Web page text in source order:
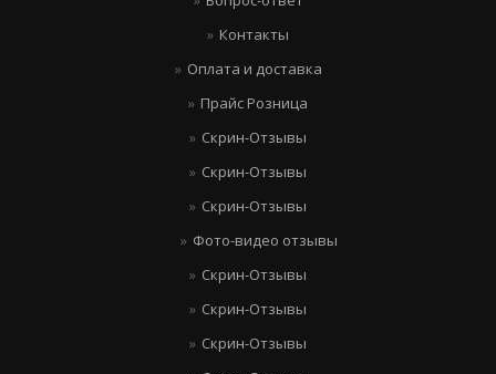
Контакты
Оплата и доставка
Прайс Розница
Скрин-Отзывы
Скрин-Отзывы
Скрин-Отзывы
Фото-видео отзывы
Скрин-Отзывы
Скрин-Отзывы
Скрин-Отзывы